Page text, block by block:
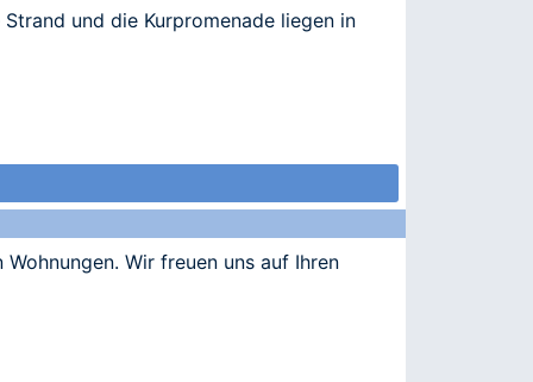
und die Kurpromenade liegen in
Wir freuen uns auf Ihren